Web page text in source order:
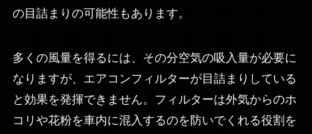
の目詰まりの可能性もあります。
多くの風量を得るには、その分空気の吸入量が必要に
なりますが、エアコンフィルターが目詰まりしている
と効果を発揮できません。フィルターは外気からのホ
コリや花粉を車内に混入するのを防いでくれる役割を